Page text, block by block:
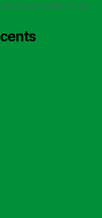
LES CHEMINOT·ES